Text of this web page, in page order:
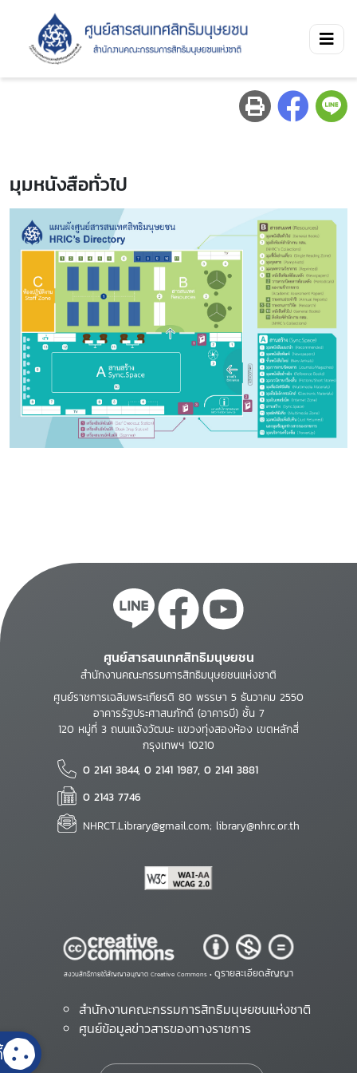
มุมหนังสือทั่วไป
ศูนย์สารสนเทศสิทธิมนุษยชน
สำนักงานคณะกรรมการสิทธิมนุษยชนแห่งชาติ
ศูนย์ราชการเฉลิมพระเกียรติ 80 พรรษา 5 ธันวาคม 2550
อาคารรัฐประศาสนภักดี (อาคารบี) ชั้น 7
120 หมู่ที่ 3 ถนนแจ้งวัฒนะ แขวงทุ่งสองห้อง เขตหลักสี่
กรุงเทพฯ 10210
0 2141 3844, 0 2141 1987, 0 2141 3881
0 2143 7746
NHRCT.Library@gmail.com; library@nhrc.or.th
สงวนสิทธิ์ภายใต้สัญญาอนุญาต Creative Commons • ดูรายละเอียดสัญญา
สำนักงานคณะกรรมการสิทธิมนุษยชนแห่งชาติ
ศูนย์ข้อมูลข่าวสารของทางราชการ